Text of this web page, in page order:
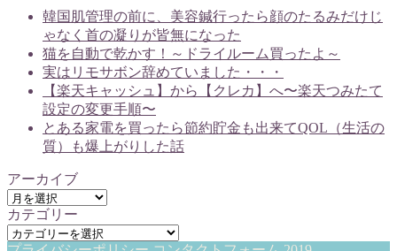
韓国肌管理の前に、美容鍼行ったら顔のたるみだけじ
ゃなく首の凝りが皆無になった
猫を自動で乾かす！～ドライルーム買ったよ～
実はリモサボン辞めていました・・・
【楽天キャッシュ】から【クレカ】へ〜楽天つみたて
設定の変更手順〜
とある家電を買ったら節約貯金も出来てQOL（生活の
質）も爆上がりした話
アーカイブ
ア
ー
カ
カテゴリー
カ